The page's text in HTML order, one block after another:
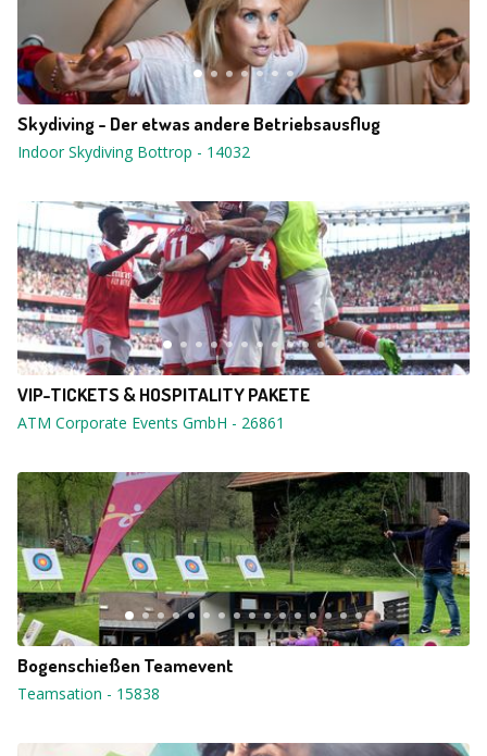
Skydiving - Der etwas andere Betriebsausflug
Indoor Skydiving Bottrop - 14032
VIP-TICKETS & HOSPITALITY PAKETE
ATM Corporate Events GmbH - 26861
Bogenschießen Teamevent
Teamsation - 15838